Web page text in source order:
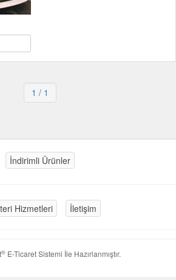
1 / 1
İndirimli Ürünler
Hizmetleri İletişim
®E-Ticaret Sistemi İle Hazırlanmıştır.